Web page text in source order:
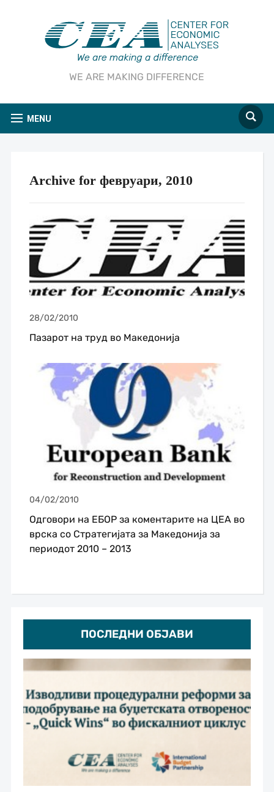
WE ARE MAKING DIFFERENCE
MENU
ПОСЛЕДНИ ОБЈАВИ
Archive for февруари, 2010
28/02/2010
Пазарот на труд во Македонија
04/02/2010
Одговори на ЕБОР за коментарите на ЦЕА во
врска со Стратегијата за Македонија за
периодот 2010 – 2013